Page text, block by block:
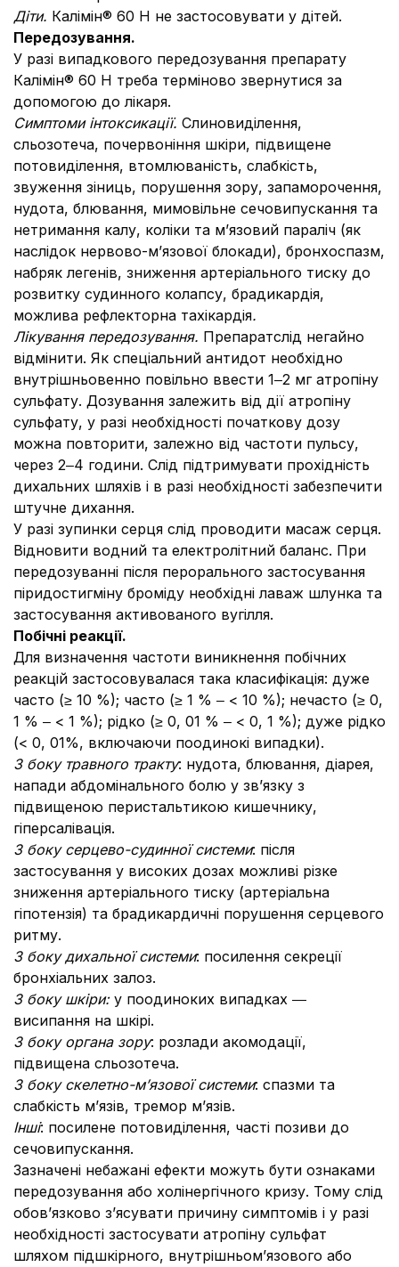
Діти. Калiмiн® 60 Н не застосовувати у дітей.
Передозування.
У разі випадкового передозування препарату
Калiмiн® 60 Н треба термiново звернутися за
допомогою до лiкаря.
Симптоми інтоксикації. Слиновиділення,
сльозотеча, почервоніння шкіри, підвищене
потовиділення, втомлюваність, слабкість,
звуження зіниць, порушення зору, запаморочення,
нудота, блювання, мимовільне сечовипускання та
нетримання калу, коліки та м’язовий параліч (як
наслідок нервово-м’язової блокади), бронхоспазм,
набряк легенів, зниження артеріального тиску до
розвитку судинного колапсу, брадикардія,
можлива рефлекторна тахікардія.
Лікування передозування. Препаратслід негайно
відмінити. Як спеціальний антидот необхідно
внутрiшньовенно повiльно ввести 1‒2 мг атропiну
сульфату. Дозування залежить від дії атропіну
сульфату, у разі необхідності початкову дозу
можна повторити, залежно від частоти пульсу,
через 2‒4 години. Слід підтримувати прохідність
дихальних шляхів і в разі необхідності забезпечити
штучне дихання.
У разі зупинки серця слід проводити масаж серця.
Відновити водний та електролітний баланс. При
передозуванні після перорального застосування
пiридостигмiну бромiду необхідні лаваж шлунка та
застосування активованого вугілля.
Побічні реакції.
Для визначення частоти виникнення побічних
реакцій застосовувалася така класифікація: дуже
часто (≥ 10 %); часто (≥ 1 % ‒ < 10 %); нечасто (≥ 0,
1 % ‒ < 1 %); рідко (≥ 0, 01 % ‒ < 0, 1 %); дуже рідко
(< 0, 01%, включаючи поодинокі випадки).
З боку травного тракту: нудота, блювання, діарея,
напади абдомінального болю у зв’язку з
пiдвищеною перистальтикою кишечнику,
гіперсалівація.
З боку серцево-судинної системи: після
застосування у високих дозах можливі різке
зниження артерiального тиску (артеріальна
гiпотензія) та брадикардичні порушення серцевого
ритму.
З боку дихальної системи: посилення секрецiї
бронхiальних залоз.
З боку шкіри: у поодиноких випадках ―
висипання на шкірі.
З боку органа зору: розлади акомодацiї,
підвищена сльозотеча.
З боку скелетно-м’язової системи: спазми та
слабкiсть м’язiв, тремор м’язів.
Інші: посилене потовиділeння, часті позиви до
сечовипускання.
Зазначені небажані ефекти можуть бути ознаками
передозування або холінергічного кризу. Тому слід
обов’язково з’ясувати причину симптомів і у разі
необхідності застосувати атропіну сульфат
шляхом підшкірного, внутрішньом’язового або